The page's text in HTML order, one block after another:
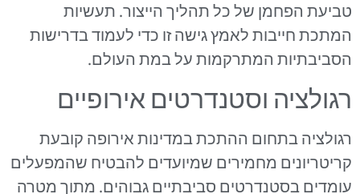
טביעת הפחמן של כל תהליך הייצור. תעשיות
המתכת חייבות לאמץ גישה זו כדי לעמוד בדרישות
הסביבתיות המתרקמות על במת העולם.
רגולציה וסטנדרטים אירופיים
רגולציה בתחום ההתכת במדינות אירופה קובעת
קריטריונים מחמירים שמיועדים להבטיח שהמפעלים
עומדים בסטנדרטים סביבתיים גבוהים. מתוך מטרה